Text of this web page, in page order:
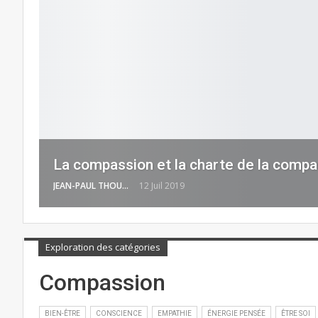
La compassion et la charte de la
JEAN-PAUL THOUNY 12 Juil 2019
Exploration des catégories
Compassion
BIEN-ÊTRE CONSCIENCE EMPATHIE ÉNERGIE PENSÉE ÊTRE SOI